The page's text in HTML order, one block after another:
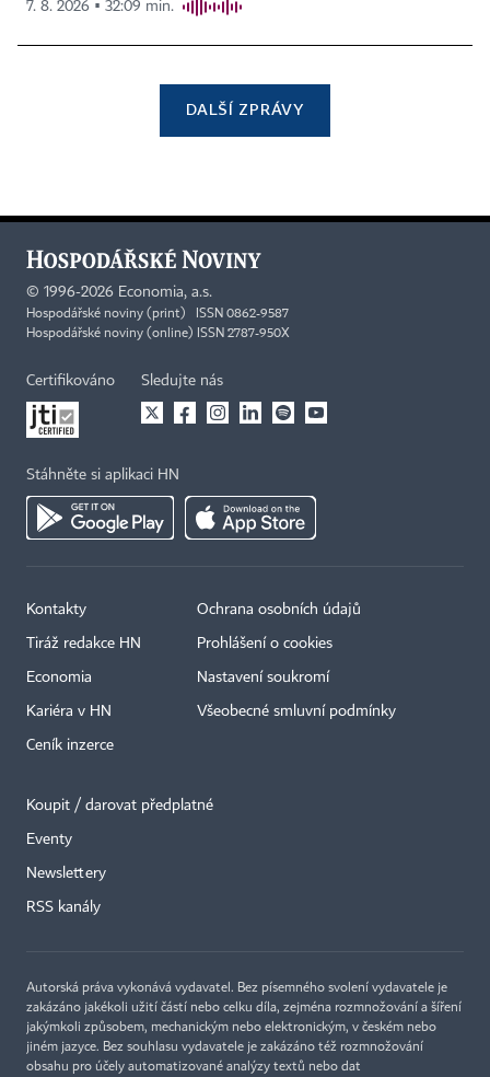
7. 8. 2026 ▪ 32:09 min.
DALŠÍ ZPRÁVY
© 1996-2026 Economia, a.s.
Hospodářské noviny (print) ISSN 0862-9587
Hospodářské noviny (online) ISSN 2787-950X
Certifikováno Sledujte nás
Stáhněte si aplikaci HN
Kontakty
Tiráž redakce HN
Economia
Kariéra v HN
Ceník inzerce
Ochrana osobních údajů
Prohlášení o cookies
Nastavení soukromí
Všeobecné smluvní podmínky
Koupit / darovat předplatné
Eventy
Newslettery
RSS kanály
Autorská práva vykonává vydavatel. Bez písemného svolení vydavatele je
zakázáno jakékoli užití částí nebo celku díla, zejména rozmnožování a šíření
jakýmkoli způsobem, mechanickým nebo elektronickým, v českém nebo
jiném jazyce. Bez souhlasu vydavatele je zakázáno též rozmnožování
obsahu pro účely automatizované analýzy textů nebo dat